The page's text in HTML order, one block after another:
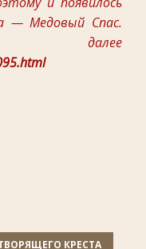
— Медовый Спас.
КРЕСТА